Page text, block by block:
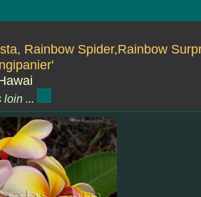
Rainbow Spider,Rainbow
loin ...